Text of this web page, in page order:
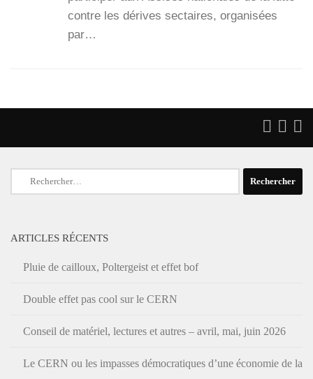
contre les dérives sec­taires, orga­ni­sées
par…
Rechercher :
ARTICLES RÉCENTS
Pluie de cailloux, Poltergeist et effet bof
Double effet pas cool sur le CERN
Conseil de matériel, lectures et autres – avril, mai, juin 2026
Le CERN ou les impasses démocratiques d’une économie de la